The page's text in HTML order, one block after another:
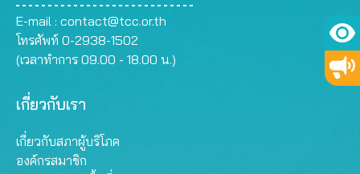
E-mail : contact@tcc.or.th
โทรศัพท์ 0-2938-1502
(เวลาทำการ 09.00 - 18.00 น.)
เกี่ยวกับเรา
เกี่ยวกับสภาผู้บริโภค
องค์กรสมาชิก